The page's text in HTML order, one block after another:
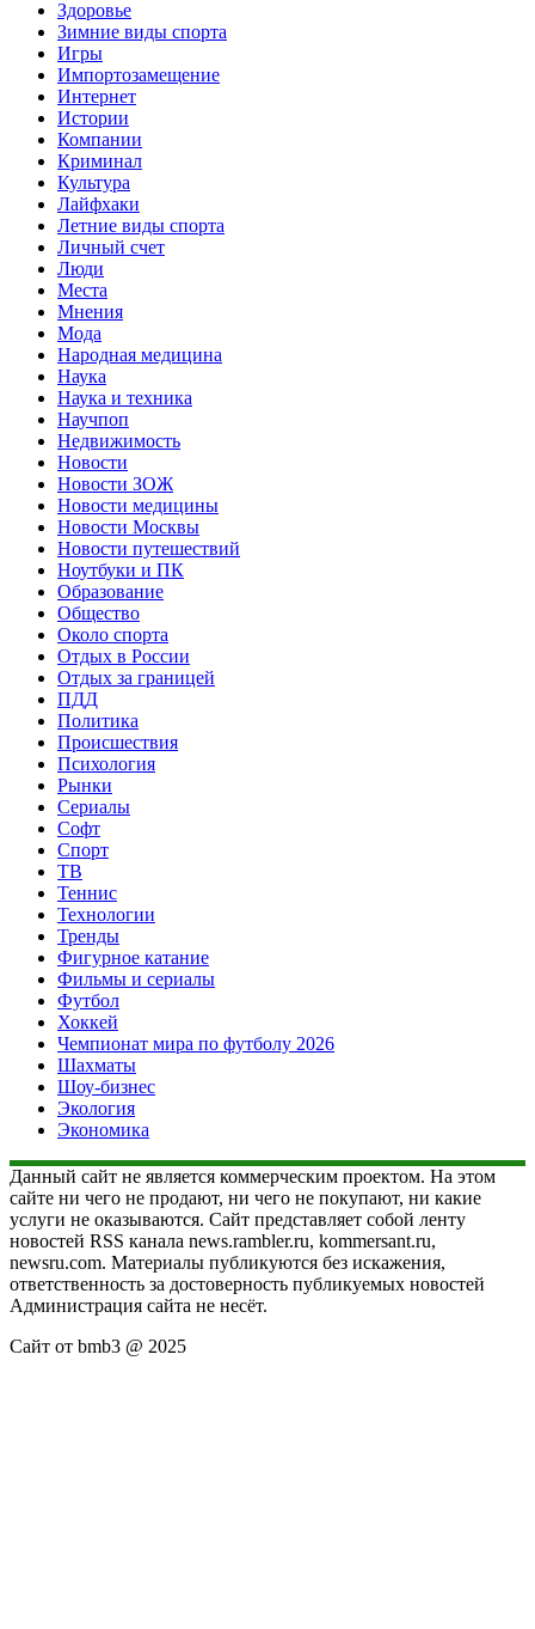
Здоровье
Зимние виды спорта
Игры
Импортозамещение
Интернет
Истории
Компании
Криминал
Культура
Лайфхаки
Летние виды спорта
Личный счет
Люди
Места
Мнения
Мода
Народная медицина
Наука
Наука и техника
Научпоп
Недвижимость
Новости
Новости ЗОЖ
Новости медицины
Новости Москвы
Новости путешествий
Ноутбуки и ПК
Образование
Общество
Около спорта
Отдых в России
Отдых за границей
ПДД
Политика
Происшествия
Психология
Рынки
Сериалы
Софт
Спорт
ТВ
Теннис
Технологии
Тренды
Фигурное катание
Фильмы и сериалы
Футбол
Хоккей
Чемпионат мира по футболу 2026
Шахматы
Шоу-бизнес
Экология
Экономика
Данный сайт не является коммерческим проектом. На этом
сайте ни чего не продают, ни чего не покупают, ни какие
услуги не оказываются. Сайт представляет собой ленту
новостей RSS канала news.rambler.ru, kommersant.ru,
newsru.com. Материалы публикуются без искажения,
ответственность за достоверность публикуемых новостей
Администрация сайта не несёт.
Сайт от bmb3 @ 2025